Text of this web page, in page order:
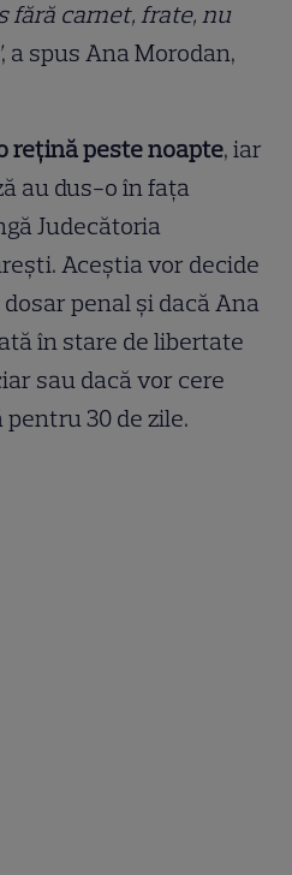
fără carnet, frate, nu
, a spus Ana Morodan,
rețină peste noapte, iar
au dus-o în fața
Judecătoria
Aceștia vor decide
penal și dacă Ana
în stare de libertate
sau dacă vor cere
30 de zile.